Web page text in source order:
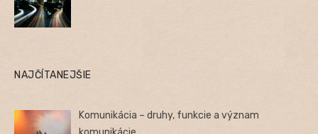
NAJČÍTANEJŠIE
Komunikácia – druhy, funkcie a význam